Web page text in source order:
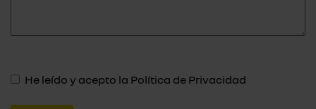
He leído y acepto la Política de Privacidad